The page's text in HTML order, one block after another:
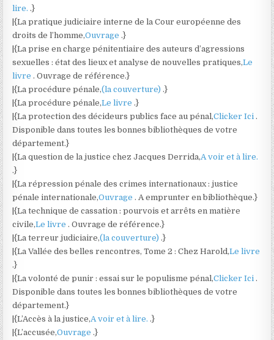
lire. .}
|{La pratique judiciaire interne de la Cour européenne des
droits de l’homme,Ouvrage .}
|{La prise en charge pénitentiaire des auteurs d’agressions
sexuelles : état des lieux et analyse de nouvelles pratiques,Le
livre . Ouvrage de référence.}
|{La procédure pénale,(la couverture) .}
|{La procédure pénale,Le livre .}
|{La protection des décideurs publics face au pénal,Clicker Ici .
Disponible dans toutes les bonnes bibliothèques de votre
département.}
|{La question de la justice chez Jacques Derrida,A voir et à lire.
.}
|{La répression pénale des crimes internationaux : justice
pénale internationale,Ouvrage . A emprunter en bibliothèque.}
|{La technique de cassation : pourvois et arrêts en matière
civile,Le livre . Ouvrage de référence.}
|{La terreur judiciaire,(la couverture) .}
|{La Vallée des belles rencontres, Tome 2 : Chez Harold,Le livre
.}
|{La volonté de punir : essai sur le populisme pénal,Clicker Ici .
Disponible dans toutes les bonnes bibliothèques de votre
département.}
|{L’Accès à la justice,A voir et à lire. .}
|{L’accusée,Ouvrage .}